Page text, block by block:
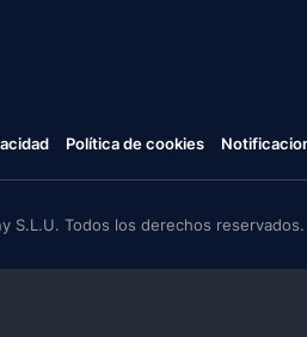
Política de cookies
S.L.U. Todos los derechos reservados.